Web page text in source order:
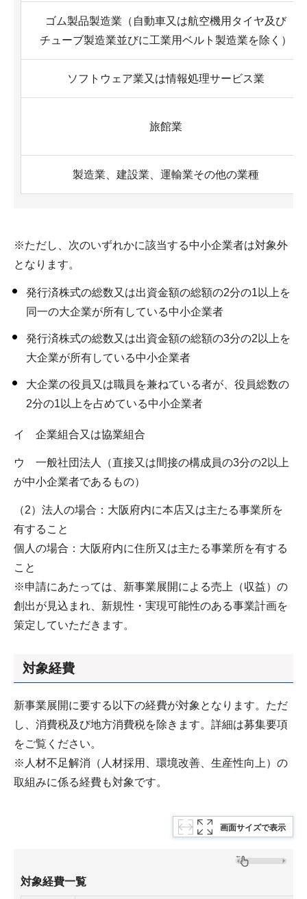
ゴム製品製造業（自動車又は航空機用タイヤ及び
チューブ製造業並びに工業用ベルト製造業を除く）
ソフトウェア業又は情報処理サービス業
旅館業
製造業、建設業、運輸業その他の業種
※ただし、次のいずれかに該当する中小企業者は対象外
となります。
発行済株式の総数又は出資金額の総額の2分の1以上を
同一の大企業が所有している中小企業者
発行済株式の総数又は出資金額の総額の3分の2以上を
大企業が所有している中小企業者
大企業の役員又は職員を兼ねている者が、役員総数の
2分の1以上を占めている中小企業者
イ 企業組合又は協業組合
ウ 一般社団法人（直接又は間接の構成員の3分の2以上
が中小企業者であるもの）
（2）法人の場合：大阪府内に本店又は主たる事業所を
有すること
個人の場合：大阪府内に住所又は主たる事業所を有する
こと
※申請にあたっては、新事業展開による売上（収益）の
創出が見込まれ、新規性・実現可能性のある事業計画を
策定していただきます。
対象経費
新事業展開に要する以下の経費が対象となります。ただ
し、消費税及び地方消費税を除きます。詳細は募集要項
をご覧ください。
※人材不足解消（人材採用、環境改善、生産性向上）の
取組みに係る経費も対象です。
画面サイズで表示
対象経費一覧